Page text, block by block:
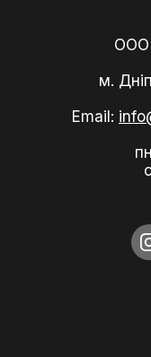
ООО
м.
Email: